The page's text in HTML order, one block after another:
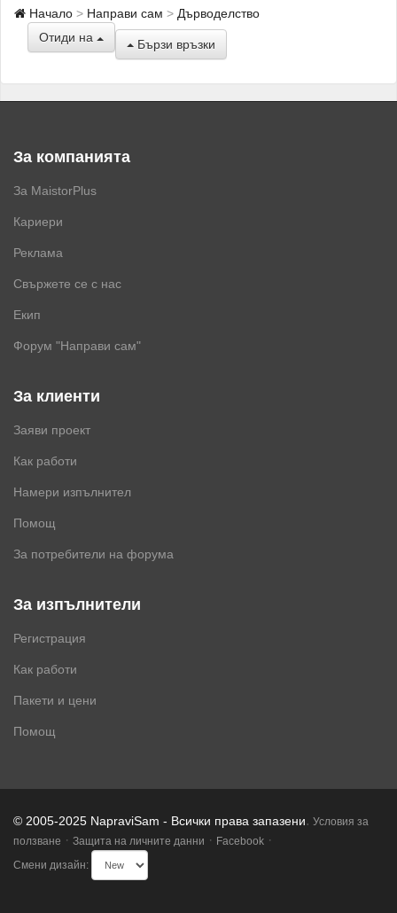
Начало Направи сам
Дърводелство
Отиди на
Бързи връзки
За компанията
За MaistorPlus
Кариери
Реклама
Свържете се с нас
Екип
Форум "Направи сам"
За клиенти
Заяви проект
Как работи
Намери изпълнител
Помощ
За потребители на форума
За изпълнители
Регистрация
Как работи
Пакети и цени
Помощ
© 2005-2025 NapraviSam - Всички права запазени. Условия за
ползване · Защита на личните данни · Facebook ·
Смени дизайн: